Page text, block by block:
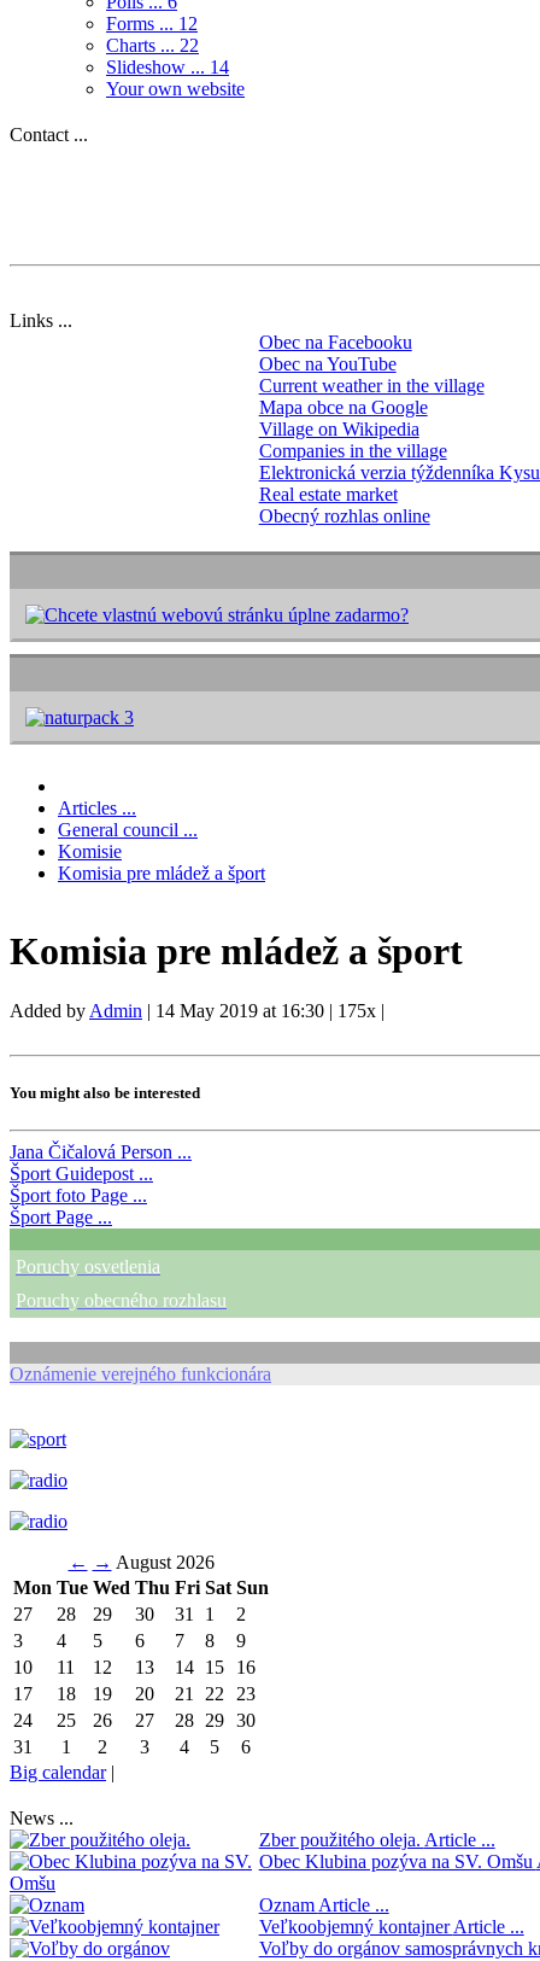
Forms ... 12
Charts ... 22
Slideshow ... 14
Your own website
Contact ...
Links ...
Obec na Facebooku
Obec na YouTube
Current weather in the village
Mapa obce na Google
Village on Wikipedia
Companies in the village
Elektronická verzia týždenníka
Real estate market
Obecný rozhlas online
Articles ...
General council ...
Komisie
Komisia pre mládež a šport
Komisia pre mládež a šport
Added by Admin | 14 May 2019 at 16:30 | 175x |
You might also be interested
Jana Čičalová Person ...
Šport Guidepost ...
Šport foto Page ...
Šport Page ...
Poruchy osvetlenia
Poruchy obecného rozhlasu
Oznámenie verejného funkcionára
← → August 2026
Mon Tue Wed Thu Fri Sat Sun
27
28 29 30 31 1
2
3
4 5 6 7 8
9
10
11 12 13 14 15
16
17
18 19 20 21 22
23
24
25 26 27 28 29 30
31
1 2 3 4 5
6
Big calendar|
News ...
Zber použitého oleja. Article ...
Obec Klubina pozýva na SV. Omšu
Oznam Article ...
Veľkoobjemný kontajnerArticle ...
Voľby do orgánov samosprávnych